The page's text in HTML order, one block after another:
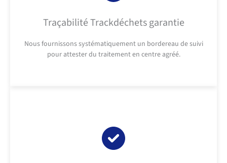
Traçabilité Trackdéchets garantie
Nous fournissons systématiquement un bordereau de suivi
pour attester du traitement en centre agréé.